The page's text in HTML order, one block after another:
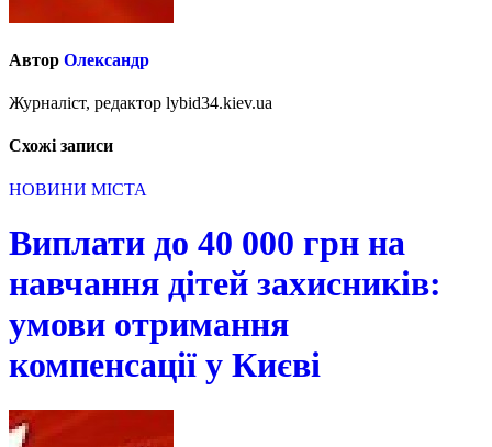
Автор Олександр
Журналіст, редактор lybid34.kiev.ua
Схожі записи
НОВИНИ МІСТА
Виплати до 40 000 грн на
навчання дітей захисників:
умови отримання
компенсації у Києві